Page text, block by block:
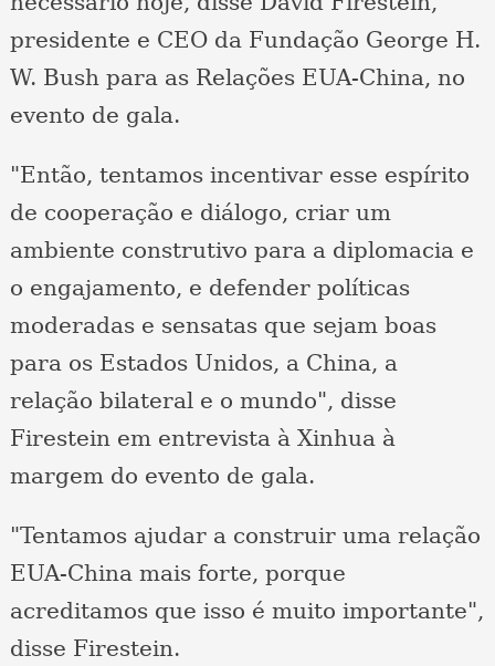
presidente e CEO da Fundação George H.
W. Bush para as Relações EUA-China, no
evento de gala.
"Então, tentamos incentivar esse espírito
de cooperação e diálogo, criar um
ambiente construtivo para a diplomacia e
o engajamento, e defender políticas
moderadas e sensatas que sejam boas
para os Estados Unidos, a China, a
relação bilateral e o mundo", disse
Firestein em entrevista à Xinhua à
margem do evento de gala.
"Tentamos ajudar a construir uma relação
EUA-China mais forte, porque
acreditamos que isso é muito importante",
disse Firestein.